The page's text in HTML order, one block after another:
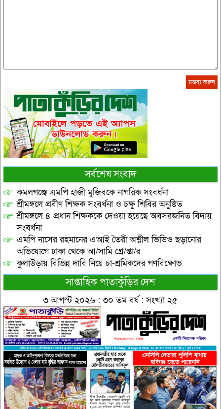
সর্বশেষ সংবাদ
কমলগঞ্জে এমপি হাজী মুজিবকে নাগরিক সংবর্ধনা
শ্রীমঙ্গলে প্রবীণ শিক্ষক সংবর্ধনা ও চক্ষু শিবির অনুষ্ঠিত
শ্রীমঙ্গলে ৪ প্রধান শিক্ষককে দেওয়া হয়েছে অবসরজনিত বিদায়
সংবর্ধনা
এমপি নাসের রহমানের এআই তৈরী অশ্লীল ভিডিও ছড়ানোর
অভিযোগে ঢাকা থেকে আ/সামি গ্রে/প্তা/র
কুলাউড়ায় বিভিন্ন দাবি নিয়ে চা-শ্রমিকদের গণবিক্ষোভ
সাপ্তাহিক পাতাকুঁড়ির দেশ
৩ আগস্ট ২০২৬ : ৩০ তম বর্ষ : সংখ্যা ২৫